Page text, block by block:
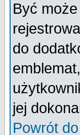
Być
do
jej
Powrót